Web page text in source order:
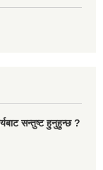
सन्तुष्ट हुनुहुन्छ ?